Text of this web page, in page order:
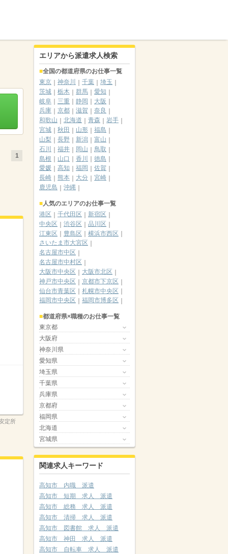
1
定所
エリアから派遣求人検索
全国の都道府県のお仕事一覧
東京
神奈川 千葉
埼玉
茨城
栃木 群馬
愛知
岐阜
三重 静岡
大阪
兵庫
京都 滋賀
奈良
和歌山
北海道 青森
岩手
宮城
秋田 山形
福島
山梨
長野 新潟
富山
石川
福井 岡山
鳥取
島根
山口 香川
徳島
愛媛
高知 福岡
佐賀
長崎
熊本 大分
宮崎
鹿児島
沖縄
人気のエリアのお仕事一覧
港区
千代田区
新宿区
中央区
渋谷区
品川区
江東区
豊島区
横浜市西区
さいたま市大宮区
名古屋市中区
名古屋市中村区
大阪市中央区
大阪市北区
神戸市中央区
京都市下京区
仙台市青葉区
札幌市中央区
福岡市中央区
福岡市博多区
都道府県×職種のお仕事一覧
東京都
大阪府
神奈川県
愛知県
埼玉県
千葉県
兵庫県
京都府
福岡県
北海道
宮城県
関連求人キーワード
高知市 内職 派遣
高知市 短期 求人 派遣
高知市 総務 求人 派遣
高知市 清掃 求人 派遣
高知市 図書館 求人 派遣
高知市 神田 求人 派遣
高知市 自転車 求人 派遣